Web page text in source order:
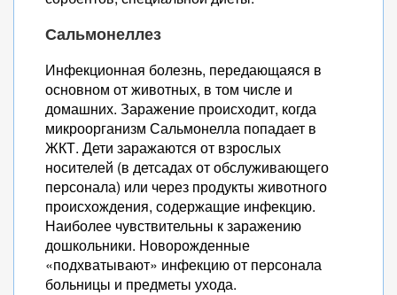
Сальмонеллез
Инфекционная болезнь, передающаяся в
основном от животных, в том числе и
домашних. Заражение происходит, когда
микроорганизм Сальмонелла попадает в
ЖКТ. Дети заражаются от взрослых
носителей (в детсадах от обслуживающего
персонала) или через продукты животного
происхождения, содержащие инфекцию.
Наиболее чувствительны к заражению
дошкольники. Новорожденные
«подхватывают» инфекцию от персонала
больницы и предметы ухода.